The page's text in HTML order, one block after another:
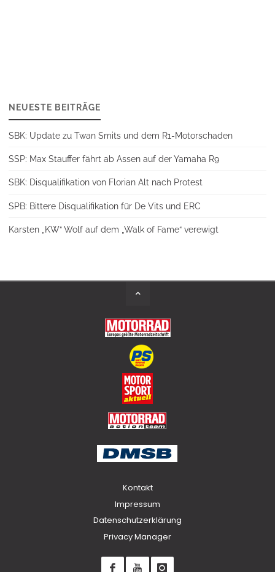
NEUESTE BEITRÄGE
SBK: Update zu Twan Smits und dem R1-Motorschaden
SSP: Max Stauffer fährt ab Assen auf der Yamaha R9
SBK: Disqualifikation von Florian Alt nach Protest
SPB: Bittere Disqualifikation für De Vits und ERC
Karsten „KW“ Wolf auf dem „Walk of Fame“ verewigt
Kontakt
Impressum
Datenschutzerklärung
Privacy Manager
Back